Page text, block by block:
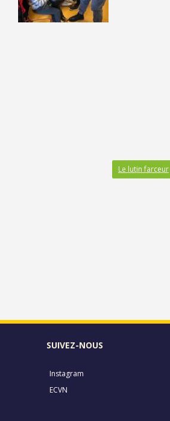
Le lutin farceur
SUIVEZ-NOUS
Instagram
ECVN